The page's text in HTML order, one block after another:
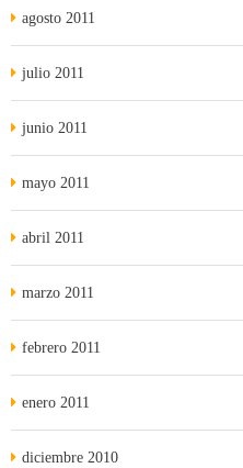
agosto 2011
julio 2011
junio 2011
mayo 2011
abril 2011
marzo 2011
febrero 2011
enero 2011
diciembre 2010